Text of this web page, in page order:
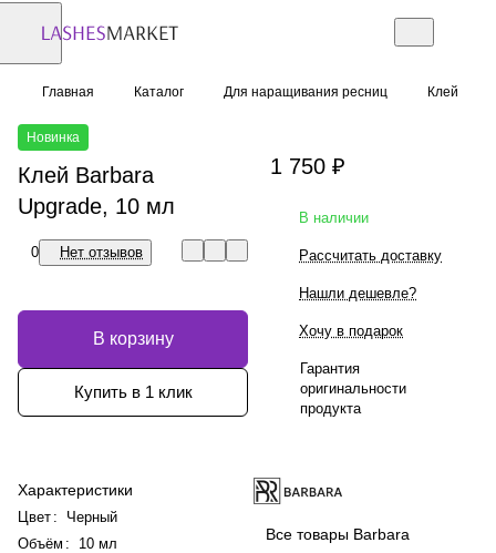
Главная Каталог Для наращивания ресниц Клей
Новинка
Клей Barbara
Upgrade, 10 мл
0 Нет отзывов
В корзину
Купить в 1 клик
Характеристики
Цвет :
Черный
Объём :
10 мл
1 750 ₽
В наличии
Рассчитать доставку
Нашли дешевле?
Хочу в подарок
Гарантия
оригинальности
продукта
Все товары Barbara